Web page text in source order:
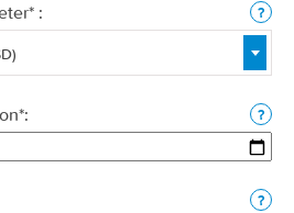
: